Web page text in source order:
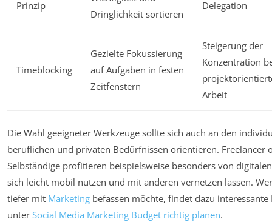
Prinzip
Dringlichkeit sortieren
Delegation
Timeblocking
Gezielte Fokussierung
auf Aufgaben in festen
Zeitfenstern
Steigerung der
Konzentration
Arbeit
Die Wahl geeigneter Werkzeuge sollte sich auch an den
beruflichen und privaten Bedürfnissen orientieren. Freelancer
Selbständige profitieren beispielsweise besonders von
sich leicht mobil nutzen und mit anderen vernetzen lassen.
tiefer mit Marketing befassen möchte, findet dazu interessante
unter Social Media Marketing Budget richtig planen.